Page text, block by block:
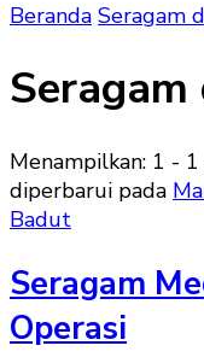
Beranda Seragam
Menampilkan: 1 -
diperbarui pada
Badut
Seragam
Operasi